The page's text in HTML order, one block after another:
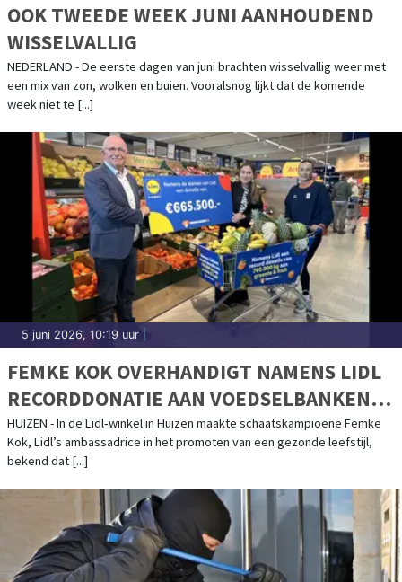
OOK TWEEDE WEEK JUNI AANHOUDEND
WISSELVALLIG
NEDERLAND - De eerste dagen van juni brachten wisselvallig weer met
een mix van zon, wolken en buien. Vooralsnog lijkt dat de komende
week niet te [...]
5 juni 2026, 10:19 uur
FEMKE KOK OVERHANDIGT NAMENS LIDL
RECORDDONATIE AAN VOEDSELBANKEN
NEDERLAND: 760.000 KG VERSE GROENTE
EN FRUIT
HUIZEN - In de Lidl‑winkel in Huizen maakte schaatskampioene Femke
Kok, Lidl’s ambassadrice in het promoten van een gezonde leefstijl,
bekend dat [...]